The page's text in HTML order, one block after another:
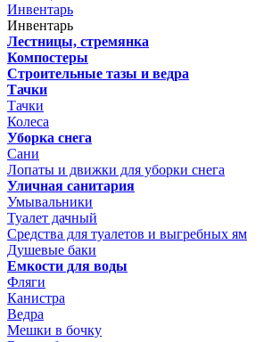
Инвентарь
Инвентарь
Лестницы, стремянка
Компостеры
Строительные тазы и ведра
Тачки
Тачки
Колеса
Уборка снега
Сани
Лопаты и движки для уборки снега
Уличная санитария
Умывальники
Туалет дачный
Средства для туалетов и выгребных ям
Душевые баки
Емкости для воды
Фляги
Канистра
Ведра
Мешки в бочку